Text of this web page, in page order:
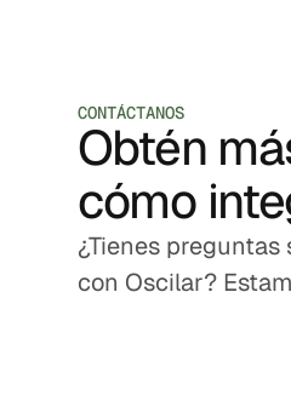
CONTÁCTANOS
Obtén
cómo
¿Tienes
con Oscilar?